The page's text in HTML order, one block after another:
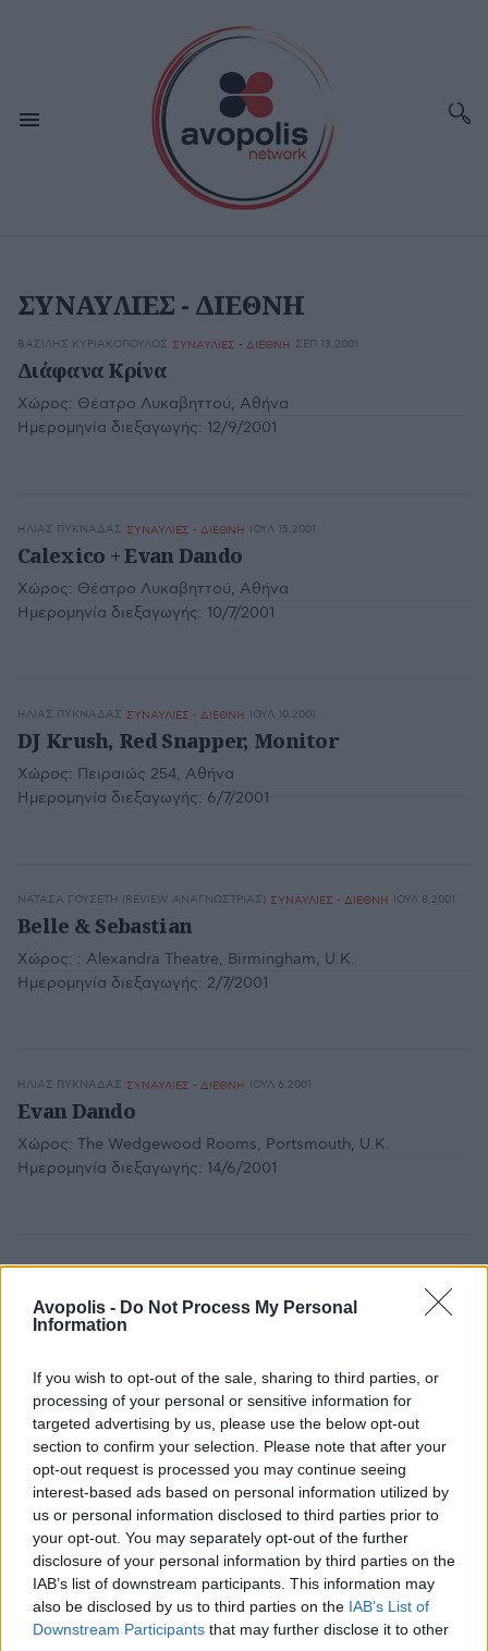
Avopolis - Do Not Process My Personal
Information
If you wish to opt-out of the sale, sharing to third parties, or
processing of your personal or sensitive information for
targeted advertising by us, please use the below opt-out
section to confirm your selection. Please note that after your
opt-out request is processed you may continue seeing
interest-based ads based on personal information utilized by
us or personal information disclosed to third parties prior to
your opt-out. You may separately opt-out of the further
disclosure of your personal information by third parties on the
IAB’s list of downstream participants. This information may
also be disclosed by us to third parties on the IAB’s List of
Downstream Participants that may further disclose it to other
ΣΥΝΑΥΛΙΕΣ - ΔΙΕΘΝΗ
ΒΑΣΊΛΗΣ ΚΥΡΙΑΚΌΠΟΥΛΟΣ ΣΥΝΑΥΛΙΕΣ - ΔΙΕΘΝΗ ΣΕΠ 13,2001
Διάφανα Κρίνα
Χώρος: Θέατρο Λυκαβηττού, Αθήνα
Ημερομηνία διεξαγωγής: 12/9/2001
ΗΛΊΑΣ ΠΥΚΝΆΔΑΣ ΣΥΝΑΥΛΙΕΣ - ΔΙΕΘΝΗ ΙΟΥΛ 15,2001
Calexico + Evan Dando
Χώρος: Θέατρο Λυκαβηττού, Αθήνα
Ημερομηνία διεξαγωγής: 10/7/2001
ΗΛΊΑΣ ΠΥΚΝΆΔΑΣ ΣΥΝΑΥΛΙΕΣ - ΔΙΕΘΝΗ ΙΟΥΛ 10,2001
DJ Krush, Red Snapper, Monitor
Χώρος: Πειραιώς 254, Αθήνα
Ημερομηνία διεξαγωγής: 6/7/2001
ΝΑΤΆΣΑ ΓΟΥΣΈΤΗ (REVIEW ΑΝΑΓΝΏΣΤΡΙΑΣ) ΣΥΝΑΥΛΙΕΣ - ΔΙΕΘΝΗ ΙΟΥΛ 8,2001
Belle & Sebastian
Χώρος: : Alexandra Theatre, Birmingham, U.K.
Ημερομηνία διεξαγωγής: 2/7/2001
ΗΛΊΑΣ ΠΥΚΝΆΔΑΣ ΣΥΝΑΥΛΙΕΣ - ΔΙΕΘΝΗ ΙΟΥΛ 6,2001
Evan Dando
Χώρος: The Wedgewood Rooms, Portsmouth, U.K.
Ημερομηνία διεξαγωγής: 14/6/2001
TΆΚΗΣ ΘΑΝΌΠΟΥΛΟΣ ΣΥΝΑΥΛΙΕΣ - ΔΙΕΘΝΗ ΙΟΥΛ 5,2001
Tricky
Χώρος: Tεχνόπολις, Αθήνα
ΗΛΊΑΣ ΠΥΚΝΆΔΑΣ, ΠΆΝΟΣ ΚΑΡΑΦΩΤΙΆΣ ΣΥΝΑΥΛΙΕΣ - ΔΙΕΘΝΗ ΙΟΥΛ 4,2001
Rockwave 2001: Placebo, PJ Harvey,
Grandaddy, JJ72, Ash
Χώρος: Ποδηλατοδρόμιο ΟΑΚΑ, Αθήνα
Ημερομηνία διεξαγωγής: 3/7/2001